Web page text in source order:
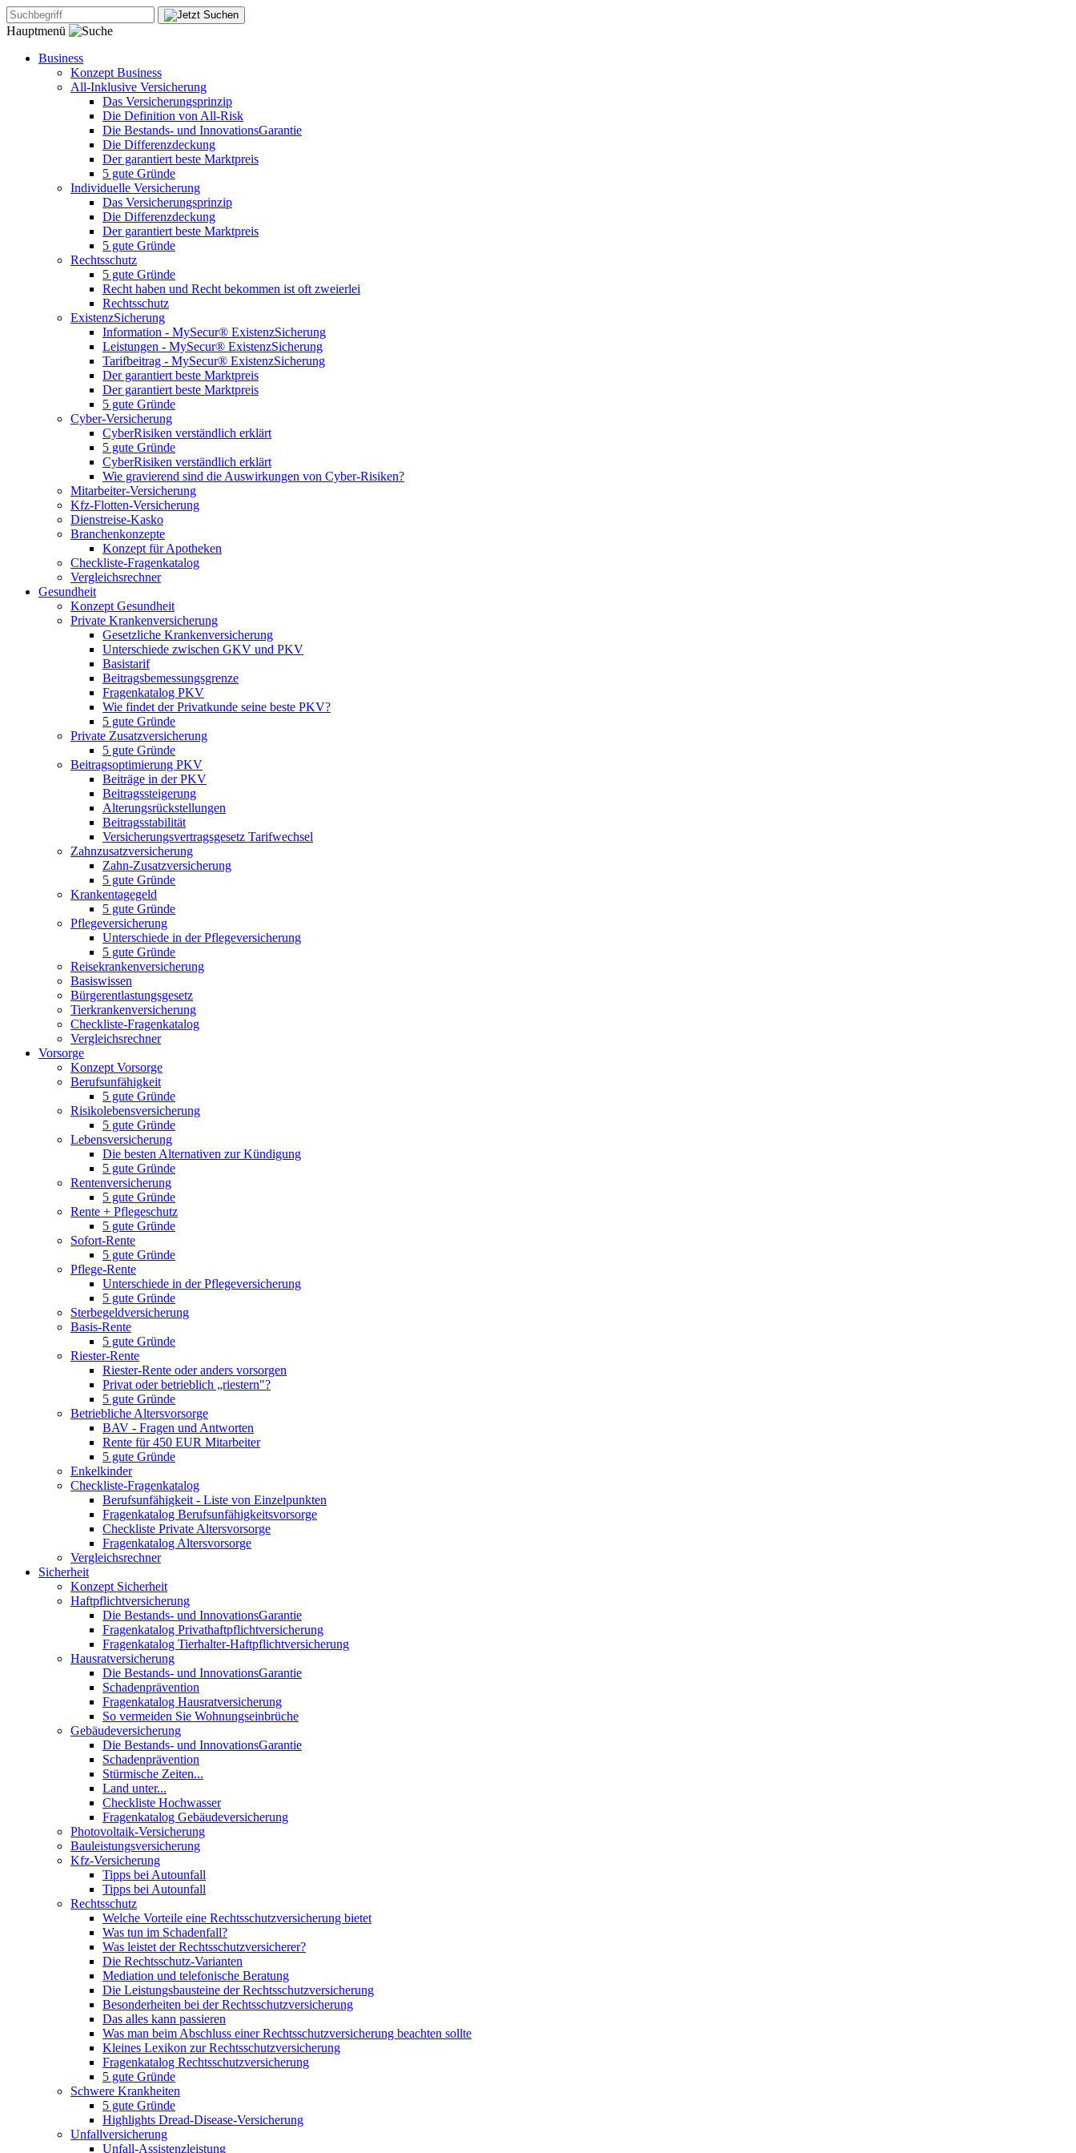
Hauptmenü
Business
Konzept Business
All-Inklusive Versicherung
Das Versicherungsprinzip
Die Definition von All-Risk
Die Bestands- und InnovationsGarantie
Die Differenzdeckung
Der garantiert beste Marktpreis
5 gute Gründe
Individuelle Versicherung
Das Versicherungsprinzip
Die Differenzdeckung
Der garantiert beste Marktpreis
5 gute Gründe
Rechtsschutz
5 gute Gründe
Recht haben und Recht bekommen ist oft zweierlei
Rechtsschutz
ExistenzSicherung
Information - MySecur® ExistenzSicherung
Leistungen - MySecur® ExistenzSicherung
Tarifbeitrag - MySecur® ExistenzSicherung
Der garantiert beste Marktpreis
Der garantiert beste Marktpreis
5 gute Gründe
Cyber-Versicherung
CyberRisiken verständlich erklärt
5 gute Gründe
CyberRisiken verständlich erklärt
Wie gravierend sind die Auswirkungen von Cyber-Risiken?
Mitarbeiter-Versicherung
Kfz-Flotten-Versicherung
Dienstreise-Kasko
Branchenkonzepte
Konzept für Apotheken
Checkliste-Fragenkatalog
Vergleichsrechner
Gesundheit
Konzept Gesundheit
Private Krankenversicherung
Gesetzliche Krankenversicherung
Unterschiede zwischen GKV und PKV
Basistarif
Beitragsbemessungsgrenze
Fragenkatalog PKV
Wie findet der Privatkunde seine beste PKV?
5 gute Gründe
Private Zusatzversicherung
5 gute Gründe
Beitragsoptimierung PKV
Beiträge in der PKV
Beitragssteigerung
Alterungsrückstellungen
Beitragsstabilität
Versicherungsvertragsgesetz Tarifwechsel
Zahnzusatzversicherung
Zahn-Zusatzversicherung
5 gute Gründe
Krankentagegeld
5 gute Gründe
Pflegeversicherung
Unterschiede in der Pflegeversicherung
5 gute Gründe
Reisekrankenversicherung
Basiswissen
Bürgerentlastungsgesetz
Tierkrankenversicherung
Checkliste-Fragenkatalog
Vergleichsrechner
Vorsorge
Konzept Vorsorge
Berufsunfähigkeit
5 gute Gründe
Risikolebensversicherung
5 gute Gründe
Lebensversicherung
Die besten Alternativen zur Kündigung
5 gute Gründe
Rentenversicherung
5 gute Gründe
Rente + Pflegeschutz
5 gute Gründe
Sofort-Rente
5 gute Gründe
Pflege-Rente
Unterschiede in der Pflegeversicherung
5 gute Gründe
Sterbegeldversicherung
Basis-Rente
5 gute Gründe
Riester-Rente
Riester-Rente oder anders vorsorgen
Privat oder betrieblich „riestern"?
5 gute Gründe
Betriebliche Altersvorsorge
BAV - Fragen und Antworten
Rente für 450 EUR Mitarbeiter
5 gute Gründe
Enkelkinder
Checkliste-Fragenkatalog
Berufsunfähigkeit - Liste von Einzelpunkten
Fragenkatalog Berufsunfähigkeitsvorsorge
Checkliste Private Altersvorsorge
Fragenkatalog Altersvorsorge
Vergleichsrechner
Sicherheit
Konzept Sicherheit
Haftpflichtversicherung
Die Bestands- und InnovationsGarantie
Fragenkatalog Privathaftpflichtversicherung
Fragenkatalog Tierhalter-Haftpflichtversicherung
Hausratversicherung
Die Bestands- und InnovationsGarantie
Schadenprävention
Fragenkatalog Hausratversicherung
So vermeiden Sie Wohnungseinbrüche
Gebäudeversicherung
Die Bestands- und InnovationsGarantie
Schadenprävention
Stürmische Zeiten...
Land unter...
Checkliste Hochwasser
Fragenkatalog Gebäudeversicherung
Photovoltaik-Versicherung
Bauleistungsversicherung
Kfz-Versicherung
Tipps bei Autounfall
Tipps bei Autounfall
Rechtsschutz
Welche Vorteile eine Rechtsschutzversicherung bietet
Was tun im Schadenfall?
Was leistet der Rechtsschutzversicherer?
Die Rechtsschutz-Varianten
Mediation und telefonische Beratung
Die Leistungsbausteine der Rechtsschutzversicherung
Besonderheiten bei der Rechtsschutzversicherung
Das alles kann passieren
Was man beim Abschluss einer Rechtsschutzversicherung beachten sollte
Kleines Lexikon zur Rechtsschutzversicherung
Fragenkatalog Rechtsschutzversicherung
5 gute Gründe
Schwere Krankheiten
5 gute Gründe
Highlights Dread-Disease-Versicherung
Unfallversicherung
Unfall-Assistenzleistung